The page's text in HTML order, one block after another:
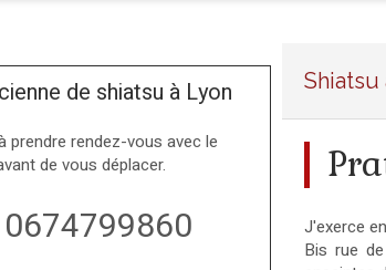
J'exerce en
Bis rue
de shiatsu à Lyon
prendre rendez-vous avec le
de vous déplacer.
0674799860